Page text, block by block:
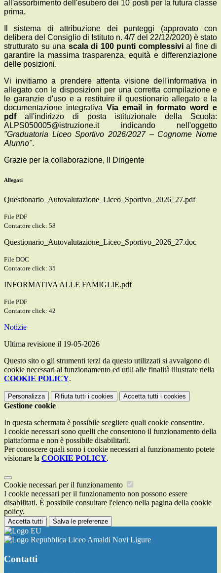
all'assorbimento dell'esubero dei 10 posti per la futura classe
prima.
Il sistema di attribuzione dei punteggi (approvato con
delibera del Consiglio di Istituto n. 4/7 del 22/12/2020) è stato
strutturato su una scala di 100 punti complessivial fine di
garantire la massima trasparenza, equità e differenziazione
delle posizioni.
Vi invitiamo a prendere attenta visione dell'informativa in
allegato con le disposizioni per una corretta compilazione e
le garanzie d'uso e a restituire il questionario allegato e la
documentazione integrativa Via email in formato word e
pdf all'indirizzo di posta istituzionale della Scuola:
ALPS050005@istruzione.itindicando nell'oggetto
"Graduatoria Liceo Sportivo 2026/2027 – Cognome Nome
Alunno".
Grazie per la collaborazione, Il Dirigente
Allegati
Questionario_Autovalutazione_Liceo_Sportivo_2026_27.pdf
File PDF
Contatore click: 58
Questionario_Autovalutazione_Liceo_Sportivo_2026_27.doc
File DOC
Contatore click: 35
INFORMATIVA ALLE FAMIGLIE.pdf
File PDF
Contatore click: 42
Notizie
Ultima revisione il 19-05-2026
Questo sito o gli strumenti terzi da questo utilizzati si avvalgono di
cookie necessari al funzionamento ed utili alle finalità illustrate nella
COOKIE POLICY.
Personalizza Rifiuta tutti i cookies Accetta tutti i cookies
Gestione cookie
In questa schermata è possibile scegliere quali cookie consentire.
I cookie necessari sono quelli che consentono il funzionamento della
piattaforma e non è possibile disabilitarli.
Per conoscere quali sono i cookie necessari al funzionamento potete
visionare la COOKIE POLICY.
Cookie necessari per il funzionamento
I cookie necessari per il funzionamento non possono essere
disabilitati. È possibile consultare l'elenco nella pagina della cookie
policy.
Accetta tutti Salva le preferenze
Liceo Amaldi Novi Ligure
Contatti